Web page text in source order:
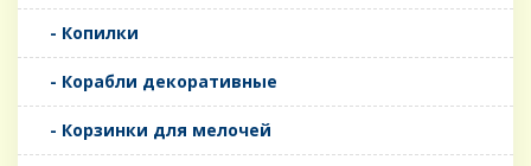
- Копилки
- Корабли декоративные
- Корзинки для мелочей